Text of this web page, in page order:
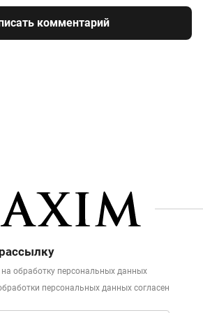
комментарий
на обработку персональных данных
персональных данных согласен